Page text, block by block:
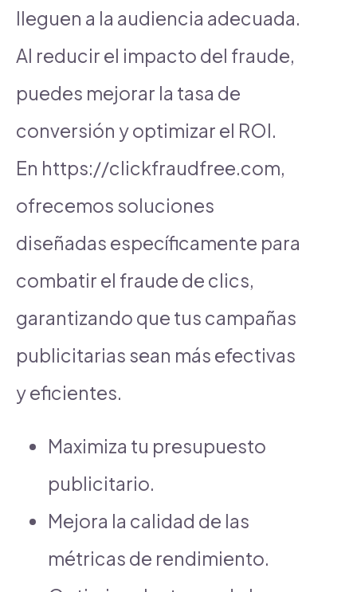
lleguen a la audiencia adecuada.
Al reducir el impacto del fraude,
puedes mejorar la tasa de
conversión y optimizar el ROI.
En https://clickfraudfree.com,
ofrecemos soluciones
diseñadas específicamente para
combatir el fraude de clics,
garantizando que tus campañas
publicitarias sean más efectivas
y eficientes.
Maximiza tu presupuesto
publicitario.
Mejora la calidad de las
métricas de rendimiento.